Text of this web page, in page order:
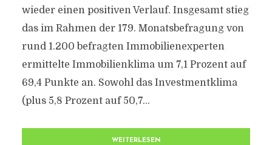
wieder einen positiven Verlauf. Insgesamt stieg
das im Rahmen der 179. Monatsbefragung von
rund 1.200 befragten Immobilienexperten
ermittelte Immobilienklima um 7,1 Prozent auf
69,4 Punkte an. Sowohl das Investmentklima
(plus 5,8 Prozent auf 50,7...
WEITERLESEN